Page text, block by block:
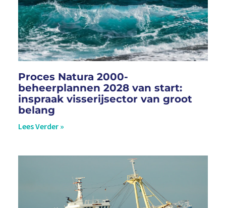
Proces Natura 2000-
beheerplannen 2028 van start:
inspraak visserijsector van groot
belang
Lees Verder »